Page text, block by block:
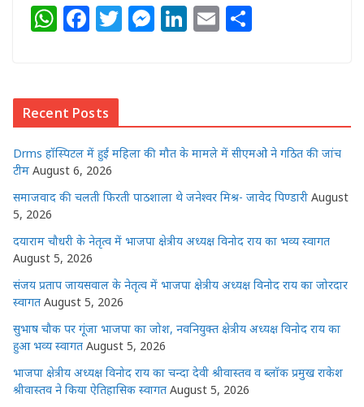
W
s
A
p
p
F
e
b
o
o
k
T
r
M
n
g
r
Li
dI
n
E
Recent Posts
Drms हॉस्पिटल में हुई महिला की मौत के मामले में सीएमओ ने गठित की जांच
टीम August 6, 2026
समाजवाद की चलती फिरती पाठशाला थे जनेश्वर मिश्र- जावेद पिण्डारी August
5, 2026
दयाराम चौधरी के नेतृत्व में भाजपा क्षेत्रीय अध्यक्ष विनोद राय का भव्य स्वागत
August 5, 2026
संजय प्रताप जायसवाल के नेतृत्व में भाजपा क्षेत्रीय अध्यक्ष विनोद राय का जोरदार
स्वागत August 5, 2026
सुभाष चौक पर गूंजा भाजपा का जोश, नवनियुक्त क्षेत्रीय अध्यक्ष विनोद राय का
हुआ भव्य स्वागत August 5, 2026
भाजपा क्षेत्रीय अध्यक्ष विनोद राय का चन्दा देवी श्रीवास्तव व ब्लॉक प्रमुख राकेश
श्रीवास्तव ने किया ऐतिहासिक स्वागत August 5, 2026